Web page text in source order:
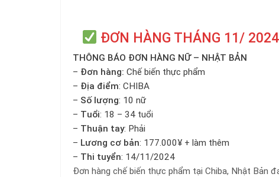
ĐƠN HÀNG THÁNG 11/ 2024
THÔNG BÁO ĐƠN HÀNG NỮ – NHẬT BẢN
– Đơn hàng: Chế biến thực phẩm
– Địa điểm: CHIBA
– Số lượng: 10 nữ
– Tuổi: 18 – 34 tuổi
– Thuận tay: Phải
– Lương cơ bản: 177.000¥ + làm thêm
– Thi tuyển: 14/11/2024
Đơn hàng chế biến thực phẩm tại Chiba, Nhật Bản